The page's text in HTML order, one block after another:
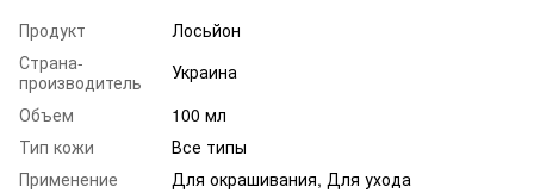
Продукт
Лосьйон
Страна-
производитель
Украина
Объем
100 мл
Тип кожи
Все типы
Применение
Для окрашивания, Для ухода